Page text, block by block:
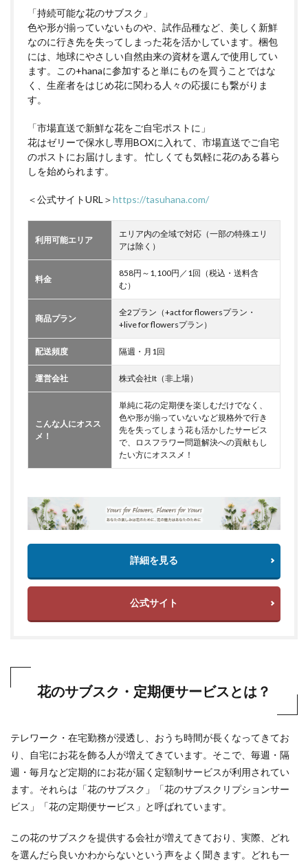
「持続可能な花のサブスク」
色や形が揃っていないものや、試作品種など、美しく新鮮
なのに行き先を失ってしまった花を活かしています。梱包
には、地球にやさしい自然由来の資材を選んで使用してい
ます。この+hanaに参加すると単にものを買うことではな
く、生産者をはじめ花に関わる人々の応援にも繋がりま
す。
「市場直送で新鮮な花をご自宅ポストに」
花はゼリーで保水し専用BOXに入れて、市場直送でご自宅
のポストにお届けします。 忙しくても気軽に花のある暮ら
しを始められます。
＜公式サイトURL＞https://tasuhana.com/
利用可能エリア
エリア内の全域で対応（一部の特殊エリ
アは除く）
料金
858円～1,100円／1回（税込・送料含
む）
商品プラン
全2プラン（+act for flowersプラン・
+live for flowersプラン）
配送頻度 隔週・月1回
運営会社 株式会社It（非上場）
こんな人にオスス
メ！
単純に花の定期便を楽しむだけでなく、
色や形が揃っていないなど規格外で行き
先を失ってしまう花も活かしたサービス
で、ロスフラワー問題解決への貢献もし
たい方にオススメ！
詳細を見る
公式サイト
花のサブスク・定期便サービスとは？
テレワーク・在宅勤務が浸透し、おうち時間が長くなってきてお
り、自宅にお花を飾る人が増えてきています。そこで、毎週・隔
週・毎月など定期的にお花が届く定額制サービスが利用されてい
ます。それらは「花のサブスク」「花のサブスクリプションサー
ビス」「花の定期便サービス」と呼ばれています。
この花のサブスクを提供する会社が増えてきており、実際、どれ
を選んだら良いかわからないという声をよく聞きます。どれも一